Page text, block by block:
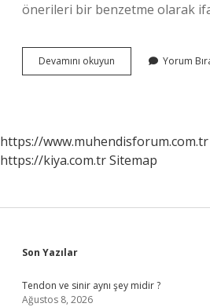
önerileri bir benzetme olarak
Devamını okuyun
Çalışması
Yorum
https://www.muhendisforum.com.tr
https://kiya.com.trSitemap
Sidebar
Son Yazılar
Tendon ve sinir aynı şey midir ?
Ağustos 8, 2026